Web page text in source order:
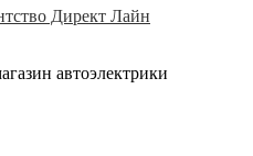
Директ Лайн
автоэлектрики